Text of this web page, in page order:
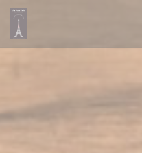
Personnalisation de vos choix